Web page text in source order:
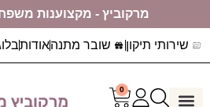
מרקוביץ - מקצוענות
שירותי תיקון שובר מתנהאודות
0